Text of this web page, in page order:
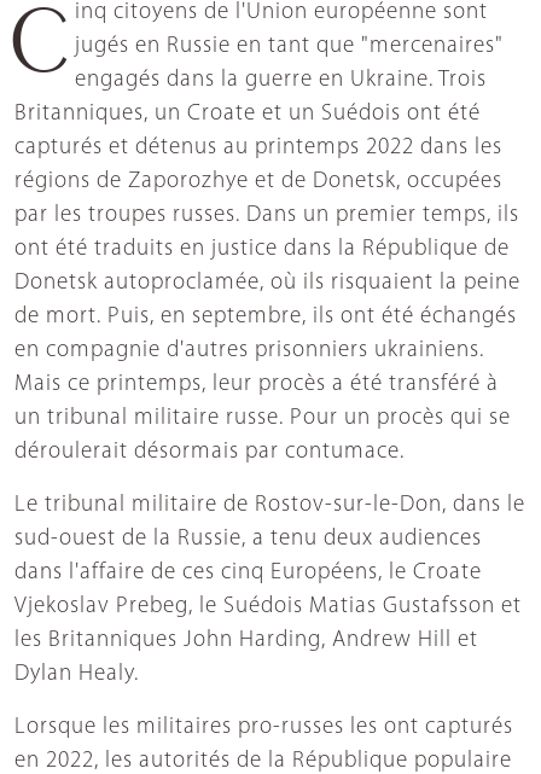
Cinq citoyens de l'Union européenne sont jugés en Russie en tant que "mercenaires"
engagés dans la guerre en Ukraine. Trois
Britanniques, un Croate et un Suédois ont été
capturés et détenus au printemps 2022 dans les
régions de Zaporozhye et de Donetsk, occupées
par les troupes russes. Dans un premier temps, ils
ont été traduits en justice dans la République de
Donetsk autoproclamée, où ils risquaient la peine
de mort. Puis, en septembre, ils ont été échangés
en compagnie d'autres prisonniers ukrainiens.
Mais ce printemps, leur procès a été transféré à
un tribunal militaire russe. Pour un procès qui se
déroulerait désormais par contumace.
Le tribunal militaire de Rostov-sur-le-Don, dans le
sud-ouest de la Russie, a tenu deux audiences
dans l'affaire de ces cinq Européens, le Croate
Vjekoslav Prebeg, le Suédois Matias Gustafsson et
les Britanniques John Harding, Andrew Hill et
Dylan Healy.
Lorsque les militaires pro-russes les ont capturés
en 2022, les autorités de la République populaire